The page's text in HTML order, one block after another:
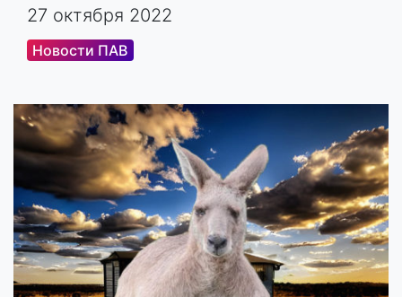
27 октября 2022
Новости ПАВ